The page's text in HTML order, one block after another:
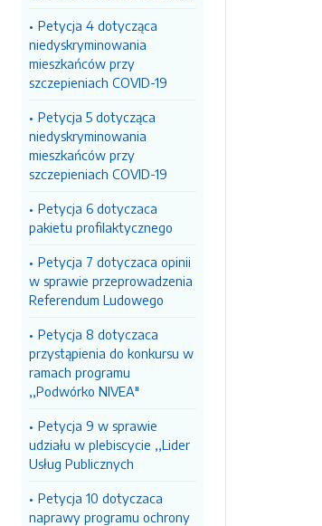
Petycja 4 dotycząca
niedyskryminowania
mieszkańców przy
szczepieniach COVID-19
Petycja 5 dotycząca
niedyskryminowania
mieszkańców przy
szczepieniach COVID-19
Petycja 6 dotyczaca
pakietu profilaktycznego
Petycja 7 dotyczaca opinii
w sprawie przeprowadzenia
Referendum Ludowego
Petycja 8 dotyczaca
przystąpienia do konkursu w
ramach programu
,,Podwórko NIVEA"
Petycja 9 w sprawie
udziału w plebiscycie ,,Lider
Usług Publicznych
Petycja 10 dotyczaca
naprawy programu ochrony